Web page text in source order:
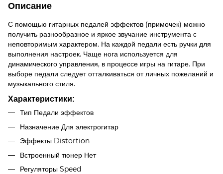
Описание
С помощью гитарных педалей эффектов (примочек) можно
получить разнообразное и яркое звучание инструмента с
неповторимым характером. На каждой педали есть ручки для
выполнения настроек. Чаще нога используется для
динамического управления, в процессе игры на гитаре. При
выборе педали следует отталкиваться от личных пожеланий и
музыкального стиля.
Характеристики:
Тип Педали эффектов
Назначение Для электрогитар
Эффекты Distortion
Встроенный тюнер Нет
Регуляторы Speed